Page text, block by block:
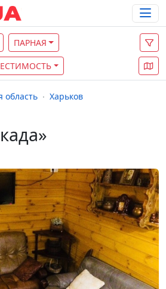
ПАРНАЯ
область
Харьков